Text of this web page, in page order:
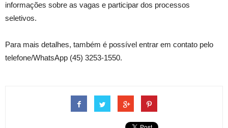
informações sobre as vagas e participar dos processos
seletivos.
Para mais detalhes, também é possível entrar em contato pelo
telefone/WhatsApp (45) 3253-1550.